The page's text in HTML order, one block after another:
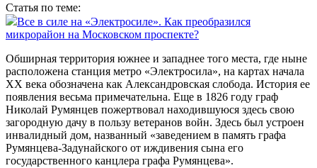
Статья по теме:
Все в силе на «Электросиле». Как преобразился
микрорайон на Московском проспекте?
Обширная территория южнее и западнее того места, где ныне
расположена станция метро «Электросила», на картах начала
ХХ века обозначена как Александровская слобода. История ее
появления весьма примечательна. Еще в 1826 году граф
Николай Румянцев пожертвовал находившуюся здесь свою
загородную дачу в пользу ветеранов войн. Здесь был устроен
инвалидный дом, названный «заведением в память графа
Румянцева-Задунайского от иждивения сына его
государственного канцлера графа Румянцева».